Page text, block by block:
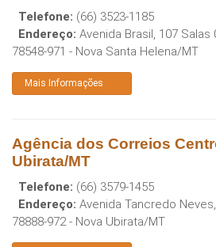
Telefone: (66) 3523-1185
Endereço: Avenida Brasil, 107 Salas
78548-971 - Nova Santa Helena/MT
Mais Informações
Agência dos Correios
Ubirata/MT
Telefone: (66) 3579-1455
Endereço: Avenida Tancredo
78888-972- Nova Ubirata/MT